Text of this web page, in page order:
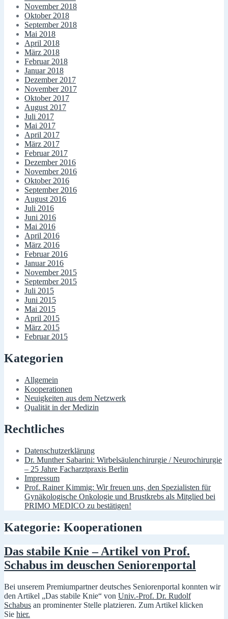
November 2018
Oktober 2018
September 2018
Mai 2018
April 2018
März 2018
Februar 2018
Januar 2018
Dezember 2017
November 2017
Oktober 2017
August 2017
Juli 2017
Mai 2017
April 2017
März 2017
Februar 2017
Dezember 2016
November 2016
Oktober 2016
September 2016
August 2016
Juli 2016
Juni 2016
Mai 2016
April 2016
März 2016
Februar 2016
Januar 2016
November 2015
September 2015
Juli 2015
Juni 2015
Mai 2015
April 2015
März 2015
Februar 2015
Kategorien
Allgemein
Kooperationen
Neuigkeiten aus dem Netzwerk
Qualität in der Medizin
Rechtliches
Datenschutzerklärung
Dr. Munther Sabarini: Wirbelsäulenchirurgie / Neurochirurgie
– 25 Jahre Facharztpraxis Berlin
Impressum
Prof. Rainer Kimmig: Wir freuen uns, den Spezialisten für
Gynäkologische Onkologie und Brustkrebs als Mitglied bei
PRIMO MEDICO zu bestätigen!
Kategorie: Kooperationen
Das stabile Knie – Artikel von Prof.
Schabus im deuschen Seniorenportal
Bei unserem Premiumpartner deutsches Seniorenportal konnten wir
den Artikel „Das stabile Knie“ von Univ.-Prof. Dr. Rudolf
Schabus an prominenter Stelle platzieren. Zum Artikel klicken
Sie hier.